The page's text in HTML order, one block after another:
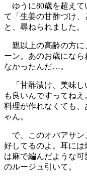
ゆうに80歳を超えて
て「生姜の甘酢づけ、
と、尋ねられました。
親以上の高齢の方に
ーン。あのお歳にな
なかったんだ…。
「甘酢漬け、美味し
も良いんですってね
料理が作れなくても
ゃん。
で、このオバアサン
好してるのよ。耳に
は麻で編んだような
のルージュ引いて。